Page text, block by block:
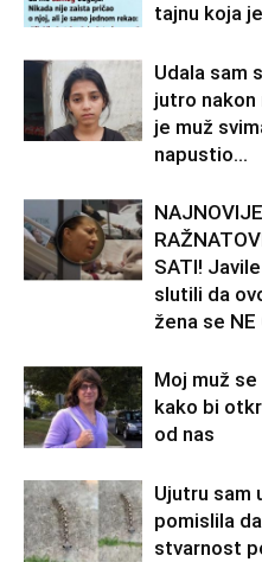
tajnu koja
Udala sam
jutro nakon
je muž
napustio...
SATI!
slutili da
žena se NE
Moj muž
kako bi
od nas
Ujutru sam
pomislila
stvarnost